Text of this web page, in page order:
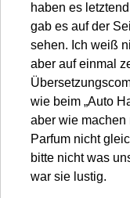
haben es
gab es auf der
sehen. Ich weiß
aber auf einmal
wie beim „Auto
aber wie machen
Parfum nicht
bitte nicht was
war sie lustig.